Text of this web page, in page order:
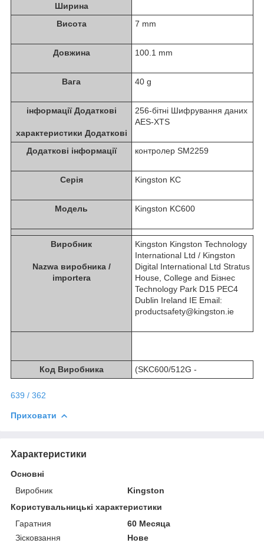
Ширина
Висота 7 mm
Довжина 100.1 mm
Вага 40 g
інформації Додаткові
характеристики Додаткові
256-бітні Шифрування даних
AES-XTS
Додаткові інформації контролер SM2259
Серія Kingston KC
Модель Kingston KC600
Виробник
Nazwa виробника /
importera
Kingston Kingston Technology
International Ltd / Kingston
Digital International Ltd Stratus
House, College and Бізнес
Technology Park D15 PEC4
Dublin Ireland IE Email:
productsafety@kingston.ie
Код Виробника (SKC600/512G -
639 / 362
Приховати
Характеристики
Основні
Виробник
Kingston
Користувальницькі характеристики
Гаратния
60 Месяца
Зісковзання
Нове